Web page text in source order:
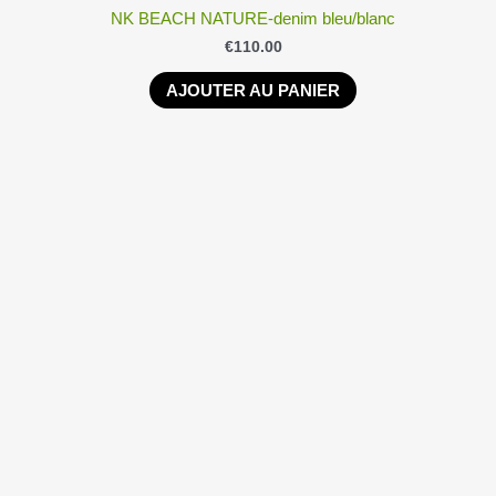
NK BEACH NATURE-denim bleu/blanc
€110.00
AJOUTER AU PANIER